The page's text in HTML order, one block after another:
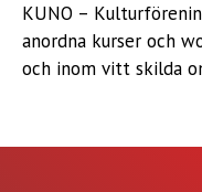
KUNO –
anordna kurser och
och inom vitt skilda